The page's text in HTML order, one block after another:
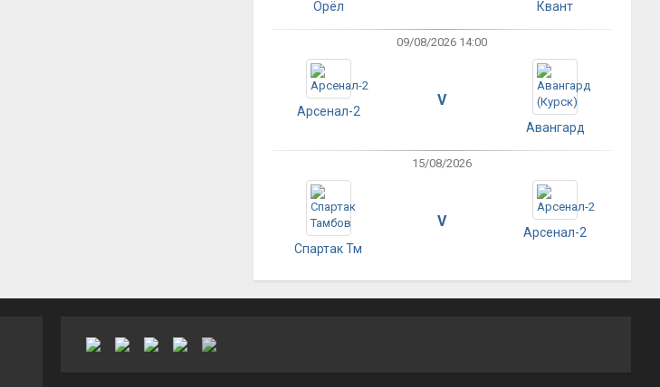
Орёл Квант
09/08/2026 14:00
Арсенал-2
V
Авангард
15/08/2026
Спартак Тм
V
Арсенал-2